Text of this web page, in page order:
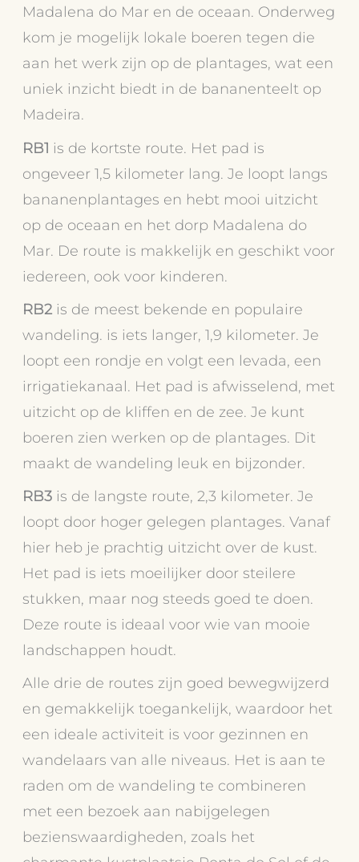
Madalena do Mar en de oceaan. Onderweg
kom je mogelijk lokale boeren tegen die
aan het werk zijn op de plantages, wat een
uniek inzicht biedt in de bananenteelt op
Madeira.
RB1 is de kortste route. Het pad is
ongeveer 1,5 kilometer lang. Je loopt langs
bananenplantages en hebt mooi uitzicht
op de oceaan en het dorp Madalena do
Mar. De route is makkelijk en geschikt voor
iedereen, ook voor kinderen.
RB2 is de meest bekende en populaire
wandeling. is iets langer, 1,9 kilometer. Je
loopt een rondje en volgt een levada, een
irrigatiekanaal. Het pad is afwisselend, met
uitzicht op de kliffen en de zee. Je kunt
boeren zien werken op de plantages. Dit
maakt de wandeling leuk en bijzonder.
RB3 is de langste route, 2,3 kilometer. Je
loopt door hoger gelegen plantages. Vanaf
hier heb je prachtig uitzicht over de kust.
Het pad is iets moeilijker door steilere
stukken, maar nog steeds goed te doen.
Deze route is ideaal voor wie van mooie
landschappen houdt.
Alle drie de routes zijn goed bewegwijzerd
en gemakkelijk toegankelijk, waardoor het
een ideale activiteit is voor gezinnen en
wandelaars van alle niveaus. Het is aan te
raden om de wandeling te combineren
met een bezoek aan nabijgelegen
bezienswaardigheden, zoals het